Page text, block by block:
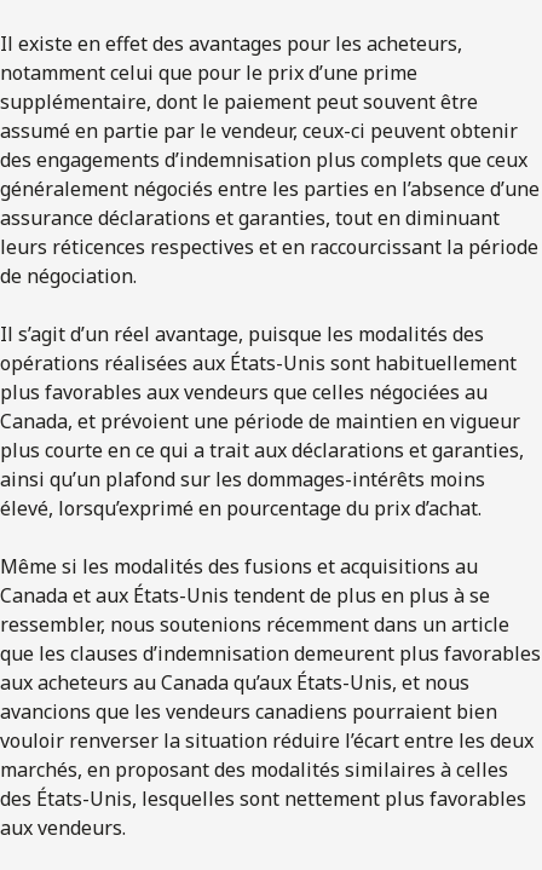
Il existe en effet des avantages pour les acheteurs,
notamment celui que pour le prix d’une prime
supplémentaire, dont le paiement peut souvent être
assumé en partie par le vendeur, ceux-ci peuvent obtenir
des engagements d’indemnisation plus complets que ceux
généralement négociés entre les parties en l’absence d’une
assurance déclarations et garanties, tout en diminuant
leurs réticences respectives et en raccourcissant la période
de négociation.
Il s’agit d’un réel avantage, puisque les modalités des
opérations réalisées aux États-Unis sont habituellement
plus favorables aux vendeurs que celles négociées au
Canada, et prévoient une période de maintien en vigueur
plus courte en ce qui a trait aux déclarations et garanties,
ainsi qu’un plafond sur les dommages-intérêts moins
élevé, lorsqu’exprimé en pourcentage du prix d’achat.
Même si les modalités des fusions et acquisitions au
Canada et aux États-Unis tendent de plus en plus à se
ressembler, nous soutenions récemment dans un article
que les clauses d’indemnisation demeurent plus favorables
aux acheteurs au Canada qu’aux États-Unis, et nous
avancions que les vendeurs canadiens pourraient bien
vouloir renverser la situation réduire l’écart entre les deux
marchés, en proposant des modalités similaires à celles
des États-Unis, lesquelles sont nettement plus favorables
aux vendeurs.